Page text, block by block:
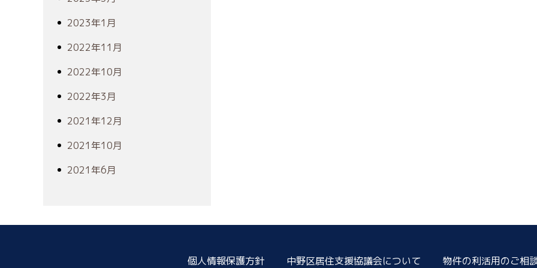
2023年1月
2022年11月
2022年10月
2022年3月
2021年12月
2021年10月
2021年6月
個人情報保護方針 中野区居住支援協議会について 物件の利活用のご相